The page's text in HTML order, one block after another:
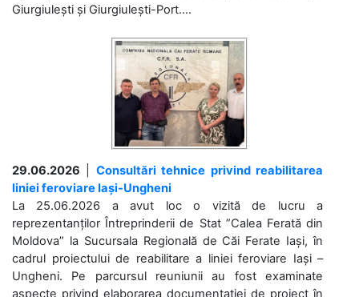
Giurgiulești și Giurgiulești-Port....
29.06.2026
Consultări tehnice privind reabilitarea
liniei feroviare Iași-Ungheni
La 25.06.2026 a avut loc o vizită de lucru a
reprezentanților Întreprinderii de Stat ”Calea Ferată din
Moldova” la Sucursala Regională de Căi Ferate Iași, în
cadrul proiectului de reabilitare a liniei feroviare Iași –
Ungheni. Pe parcursul reuniunii au fost examinate
aspecte privind elaborarea documentației de proiect în